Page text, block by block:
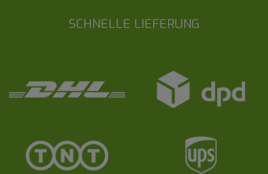
SCHNELLE LIEFERUNG